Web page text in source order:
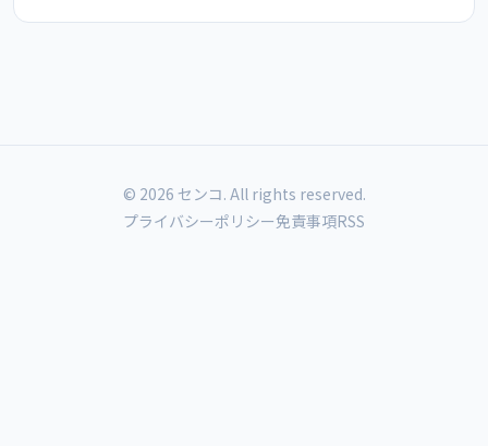
© 2026 センコ. All rights reserved.
プライバシーポリシー免責事項RSS